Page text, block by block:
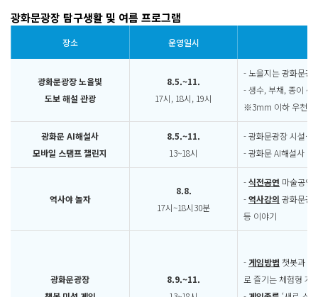
광화문광장 탐구생활 및 여름 프로그램
장소 운영일시
광화문광장 노을빛
도보 해설 관광
8.5.~11.
17시, 18시, 19시
- 노을지는 광화문광
- 생수, 부채, 종이 썬
※3mm 이하 우천
광화문 AI해설사
모바일 스탬프 챌린지
8.5.~11.
13~18시
- 광화문광장 시설·
- 광화문 AI해설사
역사야 놀자
8.8.
17시~18시30분
-식전공연 마술공연
-역사강의 광화문광
등 이야기
광화문광장
8.9.~11.
-게임방법 챗봇과
로 즐기는 체험형 게